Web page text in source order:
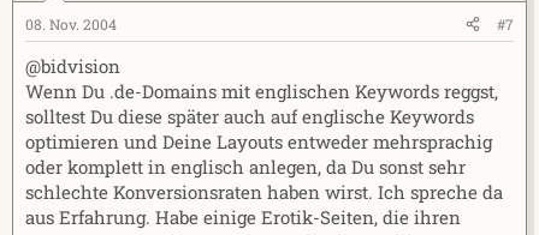
08. Nov. 2004 #7
@bidvision
Wenn Du .de-Domains mit englischen Keywords reggst,
solltest Du diese später auch auf englische Keywords
optimieren und Deine Layouts entweder mehrsprachig
oder komplett in englisch anlegen, da Du sonst sehr
schlechte Konversionsraten haben wirst. Ich spreche da
aus Erfahrung. Habe einige Erotik-Seiten, die ihren